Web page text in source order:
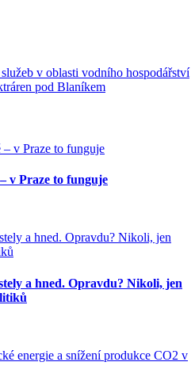
v oblasti vodního hospodářství
pod Blaníkem
v Praze to funguje
a hned. Opravdu? Nikoli, jen